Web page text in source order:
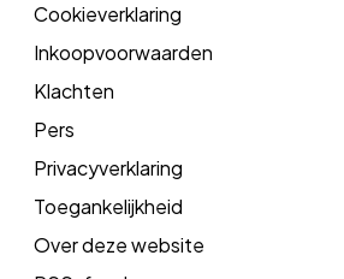
Cookieverklaring
Inkoopvoorwaarden
Klachten
Pers
Privacyverklaring
Toegankelijkheid
Over deze website